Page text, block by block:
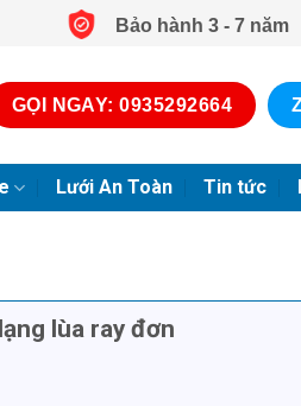
Bảo hành 3 - 7 năm
GỌI NGAY: 0935292664
Lưới An Toàn Tin tức
lùa ray đơn